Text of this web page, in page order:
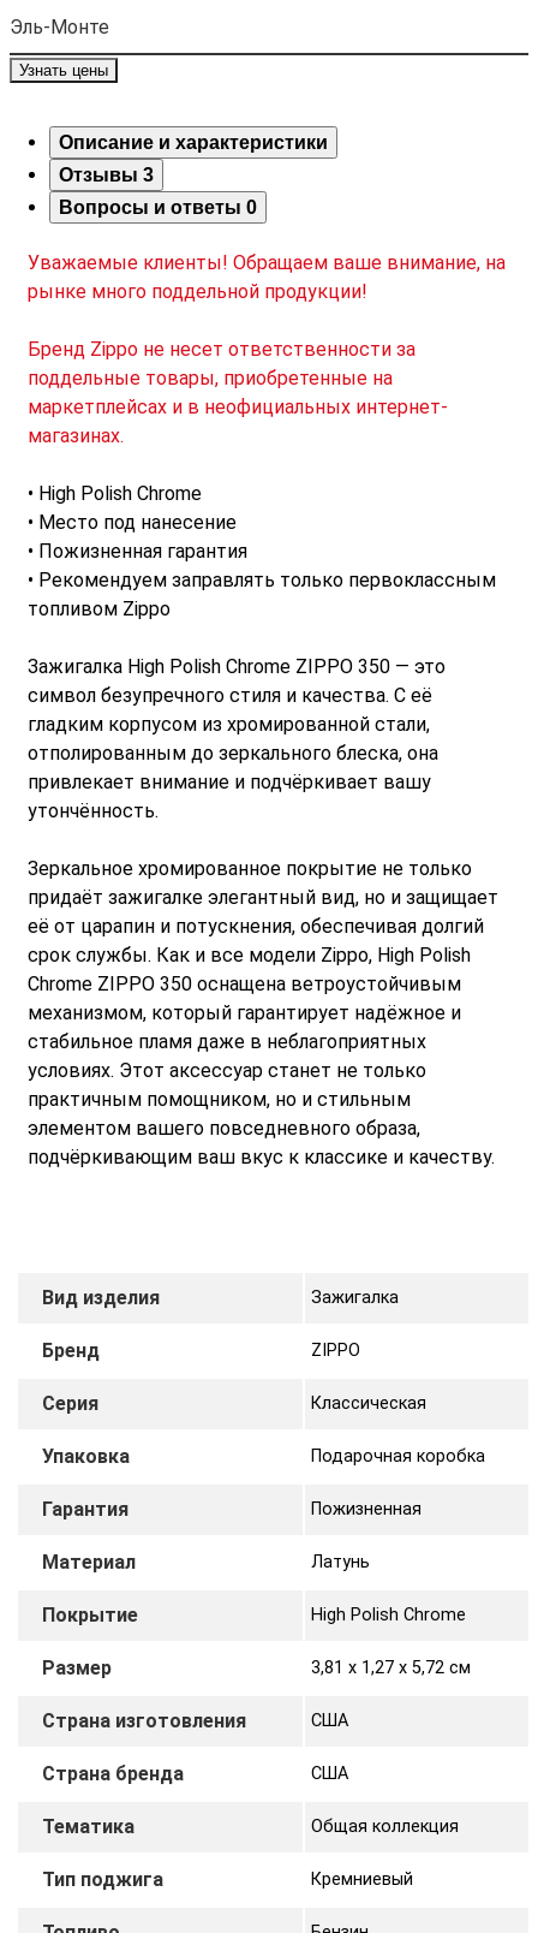
Узнать цены
Описание и характеристики
Отзывы 3
Вопросы и ответы 0
Уважаемые клиенты! Обращаем ваше внимание, на
рынке много поддельной продукции!
Бренд Zippo не несет ответственности за
поддельные товары, приобретенные на
маркетплейсах и в неофициальных интернет-
магазинах.
• High Polish Chrome
• Место под нанесение
• Пожизненная гарантия
• Рекомендуем заправлять только первоклассным
топливом Zippo
Зажигалка High Polish Chrome ZIPPO 350 — это
символ безупречного стиля и качества. С её
гладким корпусом из хромированной стали,
отполированным до зеркального блеска, она
привлекает внимание и подчёркивает вашу
утончённость.
Зеркальное хромированное покрытие не только
придаёт зажигалке элегантный вид, но и защищает
её от царапин и потускнения, обеспечивая долгий
срок службы. Как и все модели Zippo, High Polish
Chrome ZIPPO 350 оснащена ветроустойчивым
механизмом, который гарантирует надёжное и
стабильное пламя даже в неблагоприятных
условиях. Этот аксессуар станет не только
практичным помощником, но и стильным
элементом вашего повседневного образа,
подчёркивающим ваш вкус к классике и качеству.
Вид изделия Зажигалка
Бренд ZIPPO
Серия Классическая
Упаковка Подарочная коробка
Гарантия Пожизненная
Материал Латунь
Покрытие High Polish Chrome
Размер 3,81 х 1,27 x 5,72 cм
Страна изготовления США
Страна бренда США
Тематика Общая коллекция
Тип поджига Кремниевый